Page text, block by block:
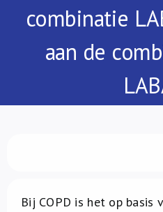
combinatie
aan de
Bij COPD is het op basis